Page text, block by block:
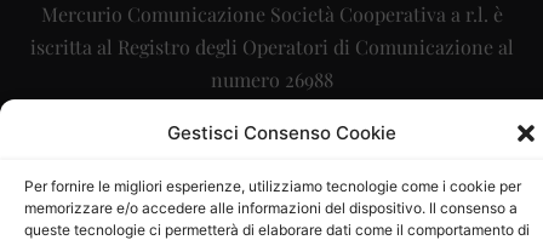
Gestisci Consenso Cookie
Per fornire le migliori esperienze, utilizziamo tecnologie come i cookie per
memorizzare e/o accedere alle informazioni del dispositivo. Il consenso a
queste tecnologie ci permetterà di elaborare dati come il comportamento di
Mercurio Comunicazione Società Cooperativa a r.l. è
iscritta al Registro degli Operatori di Comunicazione al
numero 26988
Sito gestito daLa Digitale srl–info@ladigitale.it